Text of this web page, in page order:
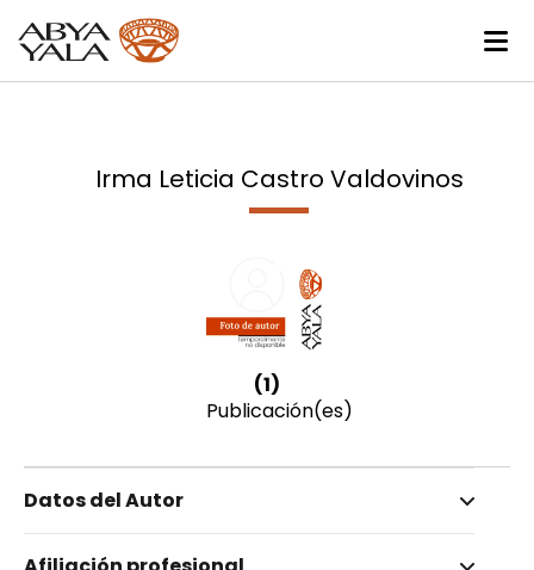
Irma Leticia Castro Valdovinos
(1)
Publicación(es)
Datos del Autor